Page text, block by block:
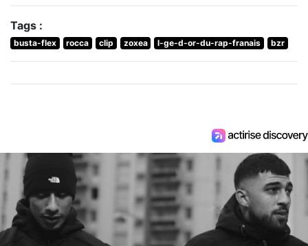
Tags :
busta-flex rocca clip zoxea l-ge-d-or-du-rap-franais bzr